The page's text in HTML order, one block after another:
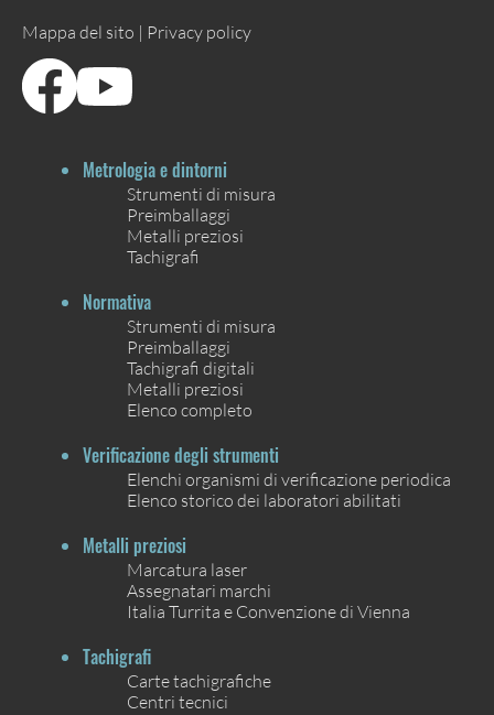
Mappa del sito | Privacy policy
Metrologia e dintorni
Strumenti di misura
Preimballaggi
Metalli preziosi
Tachigrafi
Normativa
Strumenti di misura
Preimballaggi
Tachigrafi digitali
Metalli preziosi
Elenco completo
Verificazione degli strumenti
Elenchi organismi di verificazione periodica
Elenco storico dei laboratori abilitati
Metalli preziosi
Marcatura laser
Assegnatari marchi
Italia Turrita e Convenzione di Vienna
Tachigrafi
Carte tachigrafiche
Centri tecnici